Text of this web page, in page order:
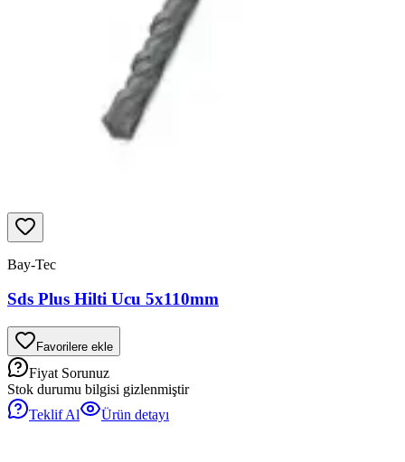
Bay-Tec
Sds Plus Hilti Ucu 5x110mm
Favorilere ekle
Fiyat Sorunuz
Stok durumu bilgisi gizlenmiştir
Teklif Al
Ürün detayı